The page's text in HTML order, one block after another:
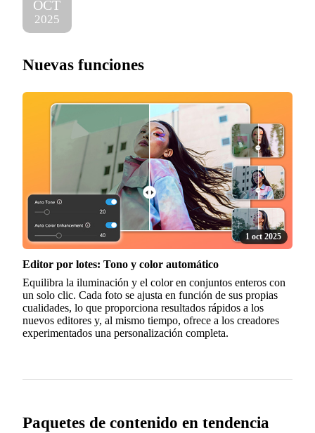
OCT
2025
Nuevas funciones
1 oct 2025
Editor por lotes: Tono y color automático
Equilibra la iluminación y el color en conjuntos enteros con
un solo clic. Cada foto se ajusta en función de sus propias
cualidades, lo que proporciona resultados rápidos a los
nuevos editores y, al mismo tiempo, ofrece a los creadores
experimentados una personalización completa.
Paquetes de contenido en tendencia